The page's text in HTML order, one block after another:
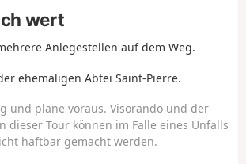
wert
Anlegestellen auf dem Weg.
ehemaligen Abtei Saint-Pierre.
und plane voraus. Visorando und der
dieser Tour können im Falle eines Unfalls
haftbar gemacht werden.